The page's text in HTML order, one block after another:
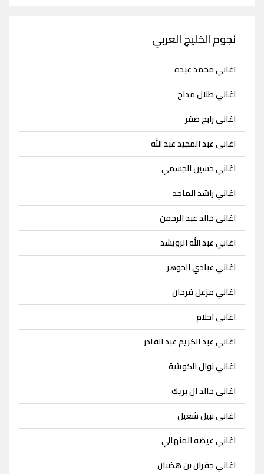
نجوم الخليج العربي
اغاني محمد عبده
اغاني طلال مداح
اغاني رابح صقر
اغاني عبد المجيد عبد الله
اغاني حسين الجسمي
اغاني راشد الماجد
اغاني خالد عبد الرحمن
اغاني عبد الله الرويشد
اغاني عبادي الجوهر
اغاني مزعل فرحان
اغاني احلام
اغاني عبد الكريم عبد القادر
اغاني نوال الكويتية
اغاني خالد ال بريك
اغاني نبيل شعيل
اغاني عيضه المنهالي
اغاني جفران بن هضبان